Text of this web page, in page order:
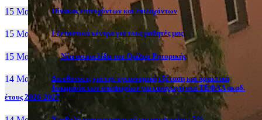
15 Μαι, 26 Πίνακας επιτυχόντων και επιλαχόντων
15 Μαι, 26 Εξεταστικά κέντρα για τους μαθητές μας
15 Μαι, 2026 Νέα ιστοσελίδα του Ομίλου Ρητορικής
14 Μαι, 26
Διευθύνσεις για την υγειονομική εξέταση και πρακτική
δοκιμασία των υποψηφίων για εισαγωγή στα ΤΕΦΑΑ ακαδ.
έτους 2026-2027